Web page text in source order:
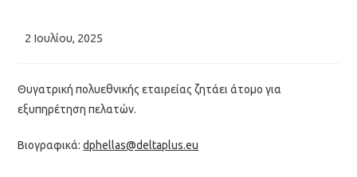
Post
2 Ιουλίου, 2025
Θυγατρική πολυεθνικής εταιρείας ζητάει άτομο για
εξυπηρέτηση πελατών.
Βιογραφικά:dphellas@deltaplus.eu